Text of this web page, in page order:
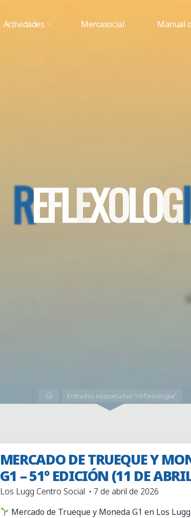
Actividades Mercasocial Manual
REFLEXOLOGI
InicioEntradas etiquetadas "reflexologia"
MERCADO DE TRUEQUE Y
G1 – 51º EDICIÓN (11 DE
Los Lugg Centro Social
7 de abril de 2026
Mercado de Trueque y Moneda G1 en Los Lugg